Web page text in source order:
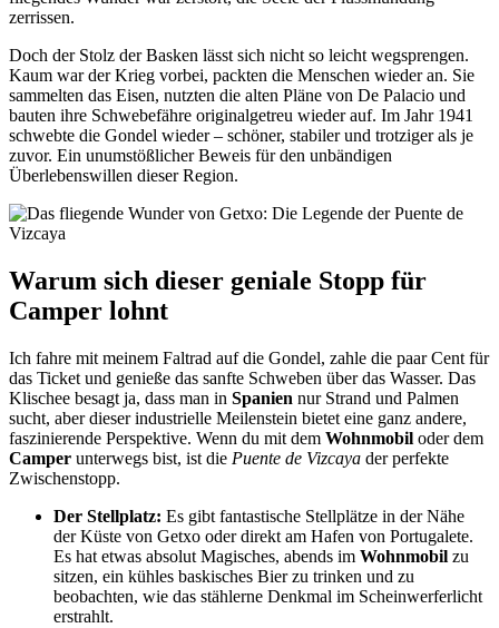
zerrissen.
Doch der Stolz der Basken lässt sich nicht so leicht wegsprengen.
Kaum war der Krieg vorbei, packten die Menschen wieder an. Sie
sammelten das Eisen, nutzten die alten Pläne von De Palacio und
bauten ihre Schwebefähre originalgetreu wieder auf. Im Jahr 1941
schwebte die Gondel wieder – schöner, stabiler und trotziger als je
zuvor. Ein unumstößlicher Beweis für den unbändigen
Überlebenswillen dieser Region.
Warum sich dieser geniale Stopp für
Camper lohnt
Ich fahre mit meinem Faltrad auf die Gondel, zahle die paar Cent für
das Ticket und genieße das sanfte Schweben über das Wasser. Das
Klischee besagt ja, dass man in Spanien nur Strand und Palmen
sucht, aber dieser industrielle Meilenstein bietet eine ganz andere,
faszinierende Perspektive. Wenn du mit dem Wohnmobil oder dem
Camper unterwegs bist, ist die Puente de Vizcaya der perfekte
Zwischenstopp.
Der Stellplatz: Es gibt fantastische Stellplätze in der Nähe
der Küste von Getxo oder direkt am Hafen von Portugalete.
Es hat etwas absolut Magisches, abends im Wohnmobil zu
sitzen, ein kühles baskisches Bier zu trinken und zu
beobachten, wie das stählerne Denkmal im Scheinwerferlicht
erstrahlt.